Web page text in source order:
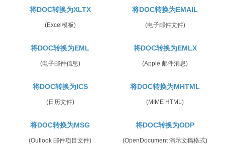
将DOC转换为XLTX
(Excel模板)
将DOC转换为EMAIL
(电子邮件文件)
将DOC转换为EML
(电子邮件信息)
将DOC转换为EMLX
(Apple 邮件消息)
将DOC转换为ICS
(日历文件)
将DOC转换为MHTML
(MIME HTML)
将DOC转换为MSG
(Outlook 邮件项目文件)
将DOC转换为ODP
(OpenDocument 演示文稿格式)